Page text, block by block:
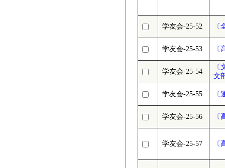
学友会-25-52
学友会-25-53
学友会-25-54
文
学友会-25-55
学友会-25-56
学友会-25-57